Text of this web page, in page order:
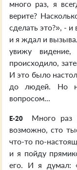
много раз, я
верите?
сделать это?», - и
и я ждал и
увижу
происходило,
И это было
до людей. Но
вопросом...
E-20
Много раз
возможно, сто
что-то по-
и я пойду
его. И я думал: